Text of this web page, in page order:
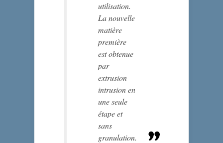
utilisation.
La nouvelle
matière
première
est obtenue
par
extrusion
intrusion en
une seule
étape et
sans
granulation.